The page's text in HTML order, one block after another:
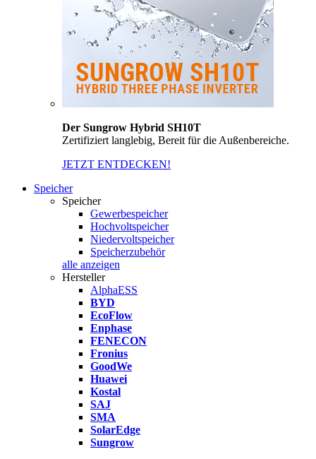
Der Sungrow Hybrid SH10T
Zertifiziert langlebig, Bereit für die Außenbereiche.
JETZT ENTDECKEN!
Speicher
Speicher
Gewerbespeicher
Hochvoltspeicher
Niedervoltspeicher
Speicherzubehör
alle anzeigen
Hersteller
AlphaESS
BYD
EcoFlow
Enphase
FENECON
Fronius
GoodWe
Huawei
Kostal
SAJ
SMA
SolarEdge
Sungrow